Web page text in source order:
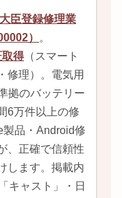
臣登録修理業
）
。
取得（スマート
修理）。電気用
拠のバッテリー
6万件以上の修
品・Android修
、正確で信頼性
します。掲載内
キャスト」・日